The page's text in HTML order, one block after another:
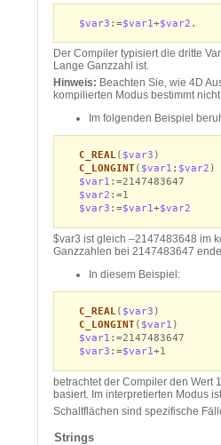
$var3 :=$var1+$var2 .
Der Compiler typisiert die dritte
Lange Ganzzahl ist.
Hinweis: Beachten Sie, wie 4D
kompilierten Modus bestimmt
Im folgenden Beispiel
C_REAL( $var3 )
C_LONGINT( $var1 ; $var2 )
$var1 :=2147483647
$var2 :=1
$var3 :=$var1+$var2
$var3 ist gleich –2147483648 im
Ganzzahlen bei 2147483647
In diesem Beispiel:
C_REAL( $var3 )
C_LONGINT( $var1 )
$var1 :=2147483647
$var3 :=$var1+1
betrachtet der Compiler den Wert
basiert. Im interpretierten Modus
Schaltflächen sind spezifische
Strings